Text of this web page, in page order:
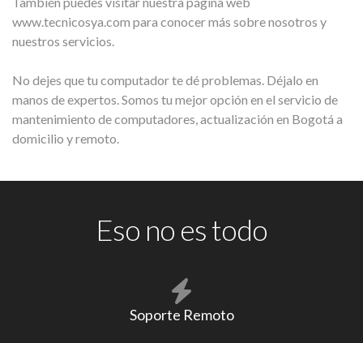
www.tecnicosya.com para conocer más sobre nosotros y
nuestros servicios.
No dejes que tu computador te dé problemas. Déjalo en
manos de expertos. Somos tu mejor opción en el servicio de
mantenimiento de computadores, actualización en Bogotá a
domicilio y remoto.
Eso no es todo
Soporte Remoto